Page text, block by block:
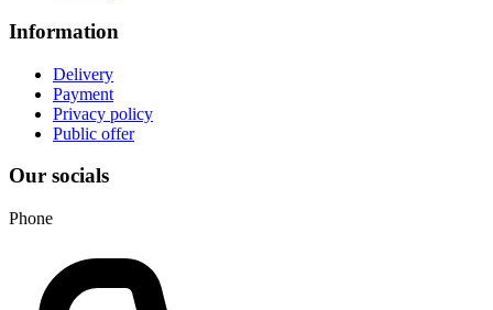
Information
Delivery
Payment
Privacy policy
Public offer
Our socials
Phone